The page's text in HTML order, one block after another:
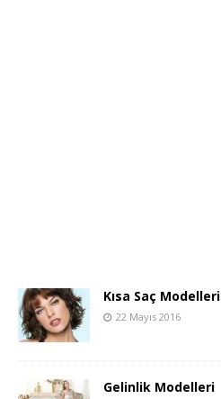
Kısa Saç Modelleri
22 Mayıs 2016
Gelinlik Modelleri